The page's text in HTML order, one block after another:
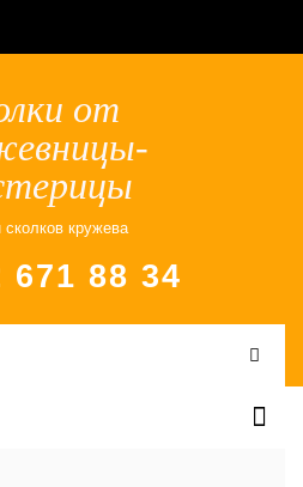
от
сколков кружева
671 88 34